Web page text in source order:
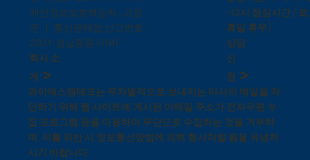
와이에스엠테크는 무차별적으로 보내지는 타사의 메일을 차
단하기 위해 웹 사이트에 게시된 이메일 주소가 전자우편 수
집 프로그램 등을 이용하여 무단으로 수집하는 것을 거부하
며, 이를 위반 시 정보통신망법에 의해 형사처벌 됨을 유념하
시기 바랍니다.
개인정보보호책임자 : 고경
은 | 통신판매업 신고번호 :
2021-성남중원-0181
회사 소
개 >
~13시 점심시간 /
휴일 휴무)
상담
신
청 >